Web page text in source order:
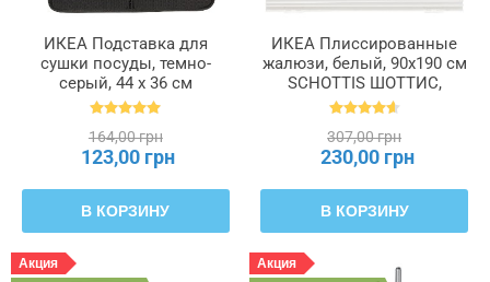
ИКЕА Подставка для
сушки посуды, темно-
серый, 44 x 36 см
NYSKÖLJD НЮХОЛИД,
164,00 грн
123,00 грн
В КОРЗИНУ
ИКЕА Плиссированные
жалюзи, белый, 90x190 см
SCHOTTIS ШОТТИС,
202.422.82
307,00 грн
230,00 грн
В КОРЗИНУ
Акция
Акция